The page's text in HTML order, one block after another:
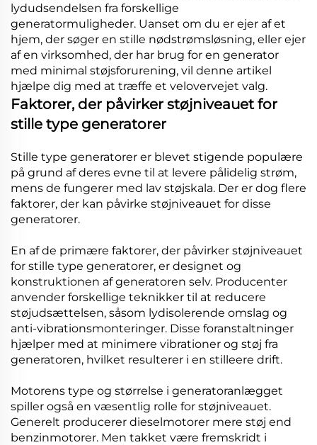
lydudsendelsen fra forskellige
generatormuligheder. Uanset om du er ejer af et
hjem, der søger en stille nødstrømsløsning, eller ejer
af en virksomhed, der har brug for en generator
med minimal støjsforurening, vil denne artikel
hjælpe dig med at træffe et velovervejet valg.
Faktorer, der påvirker støjniveauet for
stille type generatorer
Stille type generatorer er blevet stigende populære
på grund af deres evne til at levere pålidelig strøm,
mens de fungerer med lav støjskala. Der er dog flere
faktorer, der kan påvirke støjniveauet for disse
generatorer.
En af de primære faktorer, der påvirker støjniveauet
for stille type generatorer, er designet og
konstruktionen af generatoren selv. Producenter
anvender forskellige teknikker til at reducere
støjudsættelsen, såsom lydisolerende omslag og
anti-vibrationsmonteringer. Disse foranstaltninger
hjælper med at minimere vibrationer og støj fra
generatoren, hvilket resulterer i en stilleere drift.
Motorens type og størrelse i generatoranlægget
spiller også en væsentlig rolle for støjniveauet.
Generelt producerer dieselmotorer mere støj end
benzinmotorer. Men takket være fremskridt i